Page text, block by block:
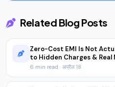
इनडोर/आउटडोर:
10-14 साल
केवल आउटडोर:2-5 साल
लाइफ़ स्टेज
किटन (0-1), जूनियर (1-2), एडल्ट (2-6),
जेरियाट्रिक (15+)। हर स्टेज की पोषण
हमारी हेल्थ गाइड में दिखाई गई हैं।
Related Blog Posts
Zero-Cost EMI Is Not
to Hidden Charges &
6 min read · अप्रैल 18